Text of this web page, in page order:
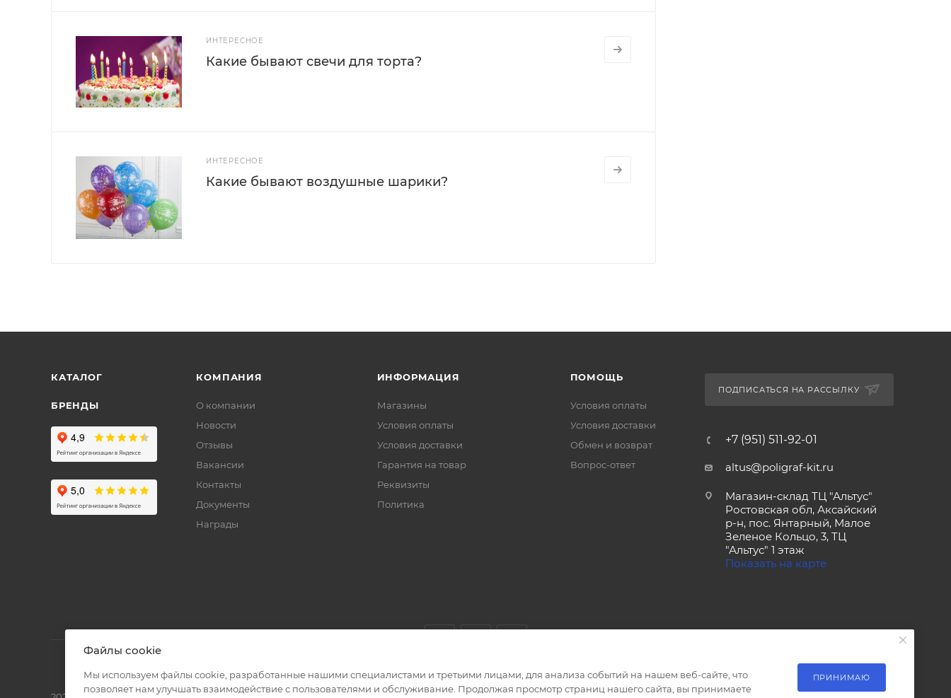
ИНТЕРЕСНОЕ
Какие бывают свечи для торта?
ИНТЕРЕСНОЕ
Какие бывают воздушные шарики?
КАТАЛОГ
БРЕНДЫ
КОМПАНИЯ
О компании
Новости
Отзывы
Вакансии
Контакты
Документы
Награды
ИНФОРМАЦИЯ
Магазины
Условия оплаты
Условия доставки
Гарантия на товар
Реквизиты
Политика
ПОМОЩЬ
Условия оплаты
Условия доставки
Обмен и возврат
Вопрос-ответ
ПОДПИСАТЬСЯ НА РАССЫЛКУ
+7 (951) 511-92-01
altus@poligraf-kit.ru
Магазин-склад ТЦ "Альтус"
Ростовская обл, Аксайский
р-н, пос. Янтарный, Малое
Зеленое Кольцо, 3, ТЦ
"Альтус" 1 этаж
Показать на карте
Файлы cookie
Мы используем файлы cookie, разработанные нашими специалистами и третьими лицами, для анализа событий на нашем веб-сайте, что
позволяет нам улучшать взаимодействие с пользователями и обслуживание. Продолжая просмотр страниц нашего сайта, вы принимаете
ПРИНИМАЮ